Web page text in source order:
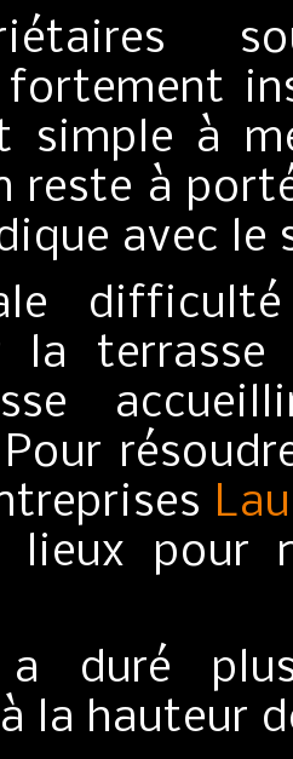
simple à
reste à
avec le
la
Pour
lieux pour
duré
la hauteur